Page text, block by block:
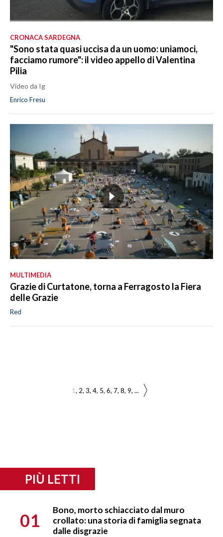
CRONACA SARDEGNA
"Sono stata quasi uccisa da un uomo: uniamoci,
facciamo rumore": il video appello di Valentina
Pilia
Video da Ig
Enrico Fresu
MULTIMEDIA
Grazie di Curtatone, torna a Ferragosto la Fiera
delle Grazie
Red
1 2 3 4 5 6 7 8 9 ...
PIÙ LETTI
01
Bono, morto schiacciato dal muro
crollato: una storia di famiglia segnata
dalle disgrazie